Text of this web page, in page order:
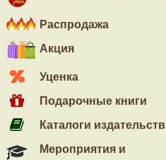
Распродажа
Акция
Уценка
Подарочные книги
Каталоги издательств
Мероприятия и